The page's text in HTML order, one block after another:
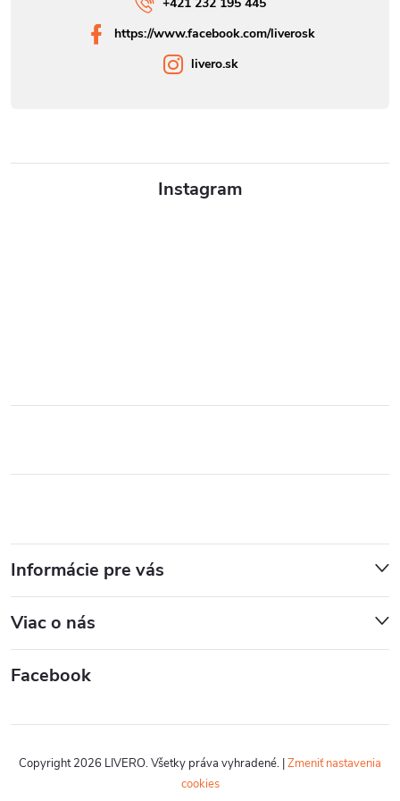
Instagram
Informácie pre vás
Viac o nás
Facebook
https://www.facebook.com/liverosk
livero.sk
Copyright 2026 LIVERO. Všetky práva vyhradené. |Zmeniť nastavenia
cookies